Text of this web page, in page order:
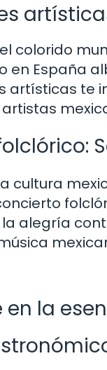
colorido
en España
artísticas te
cultura
alegría
en la